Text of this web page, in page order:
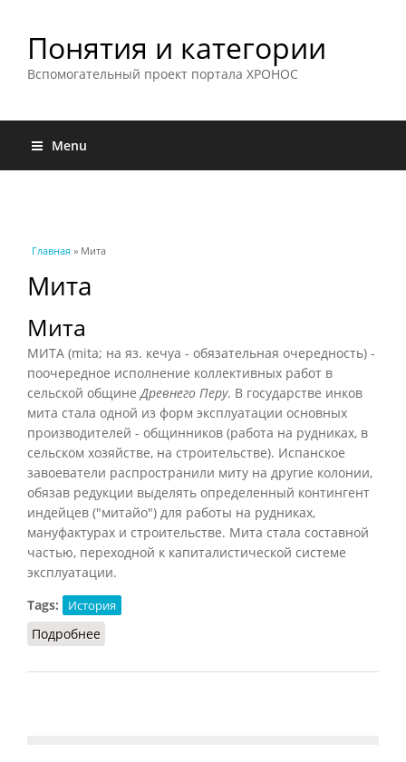
Понятия и категории
Вспомогательный проект портала ХРОНОС
Menu
Вы здесь
Главная » Мита
Мита
Мита
МИТА (mita; на яз. кечуа - обязательная очередность) -
поочередное исполнение коллективных работ в
сельской общине Древнего Перу. В государстве инков
мита стала одной из форм эксплуатации основных
производителей - общинников (работа на рудниках, в
сельском хозяйстве, на строительстве). Испанское
завоеватели распространили миту на другие колонии,
обязав редукции выделять определенный контингент
индейцев ("митайо") для работы на рудниках,
мануфактурах и строительстве. Мита стала составной
частью, переходной к капиталистической системе
эксплуатации.
Tags:
История
Подробнее